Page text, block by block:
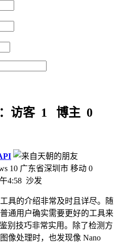
访客 1 博主 0
广东省深圳市 移动 0
4:58 沙发
具的介绍非常及时且详尽。随
通用户确实需要更好的工具来
别技巧非常实用。除了检测方
像处理时，也发现像 Nano